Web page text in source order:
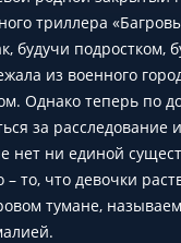
триллера
будучи подростком,
из военного
Однако теперь по
за расследование
нет ни единой
– то, что девочки
тумане,